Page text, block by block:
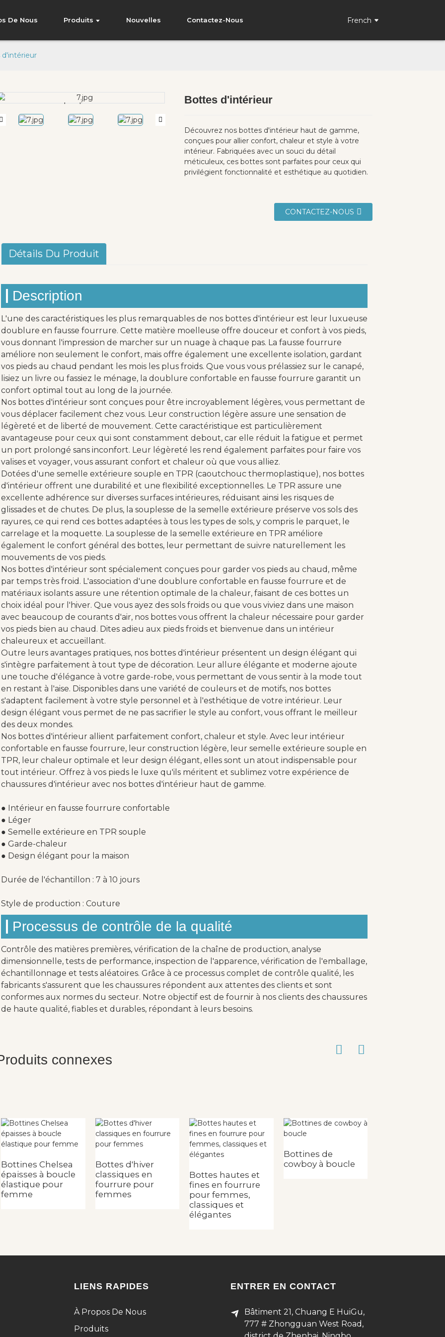
De Nous Produits Nouvelles Contactez-Nous French
d'intérieur
Loading...
Loading... Loading...
Loading...
Bottes d'intérieur
Découvrez nos bottes d'intérieur haut de gamme,
conçues pour allier confort, chaleur et style à votre
intérieur. Fabriquées avec un souci du détail
méticuleux, ces bottes sont parfaites pour ceux qui
privilégient fonctionnalité et esthétique au quotidien.
CONTACTEZ-NOUS
Détails Du Produit
Description
L'une des caractéristiques les plus remarquables de nos bottes d'intérieur est leur luxueuse
doublure en fausse fourrure. Cette matière moelleuse offre douceur et confort à vos pieds,
vous donnant l'impression de marcher sur un nuage à chaque pas. La fausse fourrure
améliore non seulement le confort, mais offre également une excellente isolation, gardant
vos pieds au chaud pendant les mois les plus froids. Que vous vous prélassiez sur le canapé,
lisiez un livre ou fassiez le ménage, la doublure confortable en fausse fourrure garantit un
confort optimal tout au long de la journée.
Nos bottes d'intérieur sont conçues pour être incroyablement légères, vous permettant de
vous déplacer facilement chez vous. Leur construction légère assure une sensation de
légèreté et de liberté de mouvement. Cette caractéristique est particulièrement
avantageuse pour ceux qui sont constamment debout, car elle réduit la fatigue et permet
un port prolongé sans inconfort. Leur légèreté les rend également parfaites pour faire vos
valises et voyager, vous assurant confort et chaleur où que vous alliez.
Dotées d'une semelle extérieure souple en TPR (caoutchouc thermoplastique), nos bottes
d'intérieur offrent une durabilité et une flexibilité exceptionnelles. Le TPR assure une
excellente adhérence sur diverses surfaces intérieures, réduisant ainsi les risques de
glissades et de chutes. De plus, la souplesse de la semelle extérieure préserve vos sols des
rayures, ce qui rend ces bottes adaptées à tous les types de sols, y compris le parquet, le
carrelage et la moquette. La souplesse de la semelle extérieure en TPR améliore
également le confort général des bottes, leur permettant de suivre naturellement les
mouvements de vos pieds.
Nos bottes d'intérieur sont spécialement conçues pour garder vos pieds au chaud, même
par temps très froid. L'association d'une doublure confortable en fausse fourrure et de
matériaux isolants assure une rétention optimale de la chaleur, faisant de ces bottes un
choix idéal pour l'hiver. Que vous ayez des sols froids ou que vous viviez dans une maison
avec beaucoup de courants d'air, nos bottes vous offrent la chaleur nécessaire pour garder
vos pieds bien au chaud. Dites adieu aux pieds froids et bienvenue dans un intérieur
chaleureux et accueillant.
Outre leurs avantages pratiques, nos bottes d'intérieur présentent un design élégant qui
s'intègre parfaitement à tout type de décoration. Leur allure élégante et moderne ajoute
une touche d'élégance à votre garde-robe, vous permettant de vous sentir à la mode tout
en restant à l'aise. Disponibles dans une variété de couleurs et de motifs, nos bottes
s'adaptent facilement à votre style personnel et à l'esthétique de votre intérieur. Leur
design élégant vous permet de ne pas sacrifier le style au confort, vous offrant le meilleur
des deux mondes.
Nos bottes d'intérieur allient parfaitement confort, chaleur et style. Avec leur intérieur
confortable en fausse fourrure, leur construction légère, leur semelle extérieure souple en
TPR, leur chaleur optimale et leur design élégant, elles sont un atout indispensable pour
tout intérieur. Offrez à vos pieds le luxe qu'ils méritent et sublimez votre expérience de
chaussures d'intérieur avec nos bottes d'intérieur haut de gamme.
● Intérieur en fausse fourrure confortable
● Léger
● Semelle extérieure en TPR souple
● Garde-chaleur
● Design élégant pour la maison
Durée de l'échantillon : 7 à 10 jours
Style de production : Couture
Processus de contrôle de la qualité
Contrôle des matières premières, vérification de la chaîne de production, analyse
dimensionnelle, tests de performance, inspection de l'apparence, vérification de l'emballage,
échantillonnage et tests aléatoires. Grâce à ce processus complet de contrôle qualité, les
fabricants s'assurent que les chaussures répondent aux attentes des clients et sont
conformes aux normes du secteur. Notre objectif est de fournir à nos clients des chaussures
de haute qualité, fiables et durables, répondant à leurs besoins.
connexes
Bottines Chelsea
épaisses à boucle
élastique pour
femme
Bottes d'hiver
classiques en
fourrure pour
femmes
Bottes hautes et
fines en fourrure
pour femmes,
classiques et
élégantes
Bottines de
cowboy à boucle
LIENS RAPIDES
À Propos De Nous
Produits
ENTRER EN CONTACT
Bâtiment 21, Chuang E HuiGu,
777 # Zhongguan West Road,